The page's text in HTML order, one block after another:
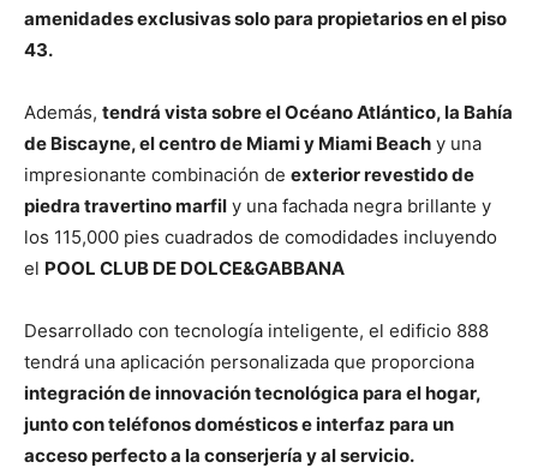
amenidades exclusivas solo para propietarios en el piso
43.
Además, tendrá vista sobre el Océano Atlántico, la Bahía
de Biscayne, el centro de Miami y Miami Beach y una
impresionante combinación de exterior revestido de
piedra travertino marfil y una fachada negra brillante y
los 115,000 pies cuadrados de comodidades incluyendo
el POOL CLUB DE DOLCE&GABBANA
Desarrollado con tecnología inteligente, el edificio 888
tendrá una aplicación personalizada que proporciona
integración de innovación tecnológica para el hogar,
junto con teléfonos domésticos e interfaz para un
acceso perfecto a la conserjería y al servicio.